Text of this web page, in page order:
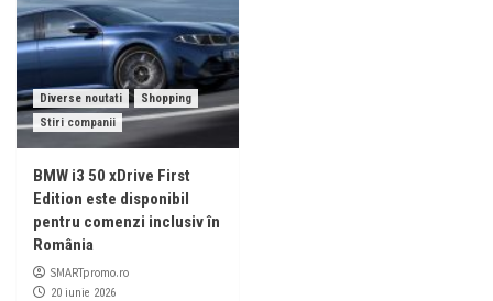
Diverse noutati
Shopping
Stiri companii
BMW i3 50 xDrive First
Edition este disponibil
pentru comenzi inclusiv în
România
SMARTpromo.ro
20 iunie 2026